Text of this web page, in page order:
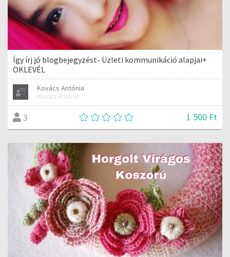
Így írj jó blogbejegyzést- Üzleti kommunikáció alapjai+
OKLEVÉL
Kovács Antónia
Kovács Antónia
3 1 500 Ft